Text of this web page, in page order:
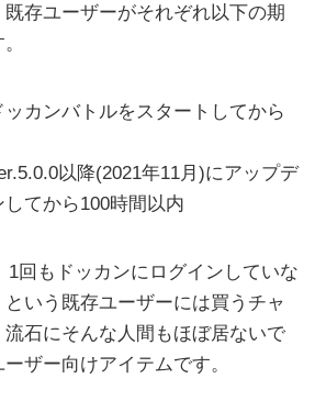
存ユーザーがそれぞれ以下の期
カンバトルをスタートしてから
以降(2021年11月)にアップデ
てから100時間以内
1回もドッカンにログインしていな
いう既存ユーザーには買うチャ
石にそんな人間もほぼ居ないで
ザー向けアイテムです。